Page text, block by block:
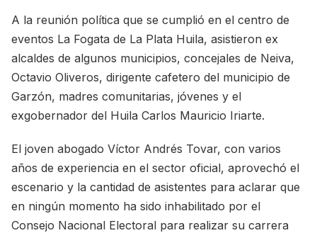
A la reunión política que se cumplió en el centro de
eventos La Fogata de La Plata Huila, asistieron ex
alcaldes de algunos municipios, concejales de Neiva,
Octavio Oliveros, dirigente cafetero del municipio de
Garzón, madres comunitarias, jóvenes y el
exgobernador del Huila Carlos Mauricio Iriarte.
El joven abogado Víctor Andrés Tovar, con varios
años de experiencia en el sector oficial, aprovechó el
escenario y la cantidad de asistentes para aclarar que
en ningún momento ha sido inhabilitado por el
Consejo Nacional Electoral para realizar su carrera